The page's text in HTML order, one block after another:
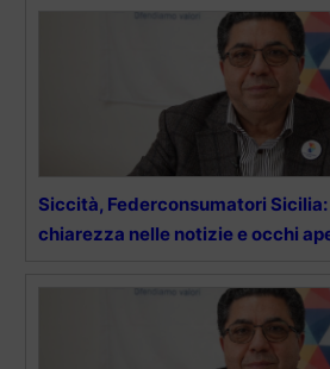
Siccità, Federconsumatori Sicilia:
chiarezza nelle notizie e occhi